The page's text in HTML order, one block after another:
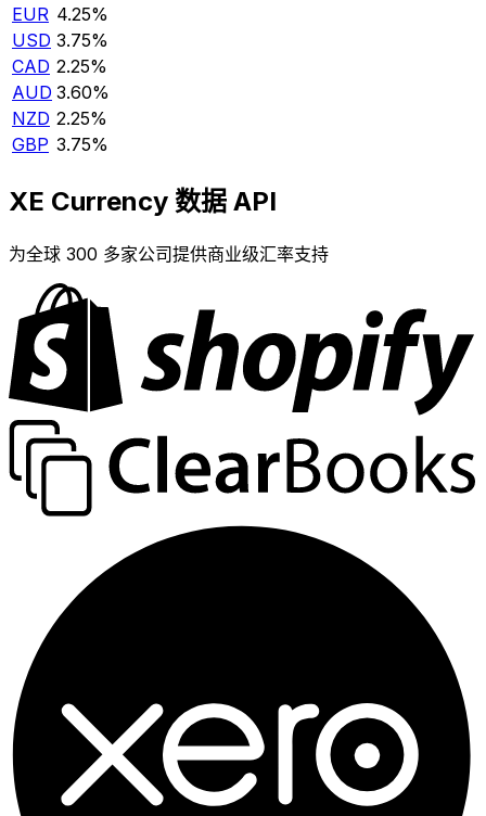
EUR 4.25%
USD 3.75%
CAD 2.25%
AUD 3.60%
NZD 2.25%
GBP 3.75%
XE Currency 数据 API
为全球 300 多家公司提供商业级汇率支持